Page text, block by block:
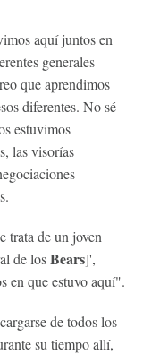
aquí juntos en
generales
que aprendimos
diferentes. No sé
estuvimos
las visorías
trata de un joven
de losBears]',
en que estuvo aquí".
de todos los
su tiempo allí,